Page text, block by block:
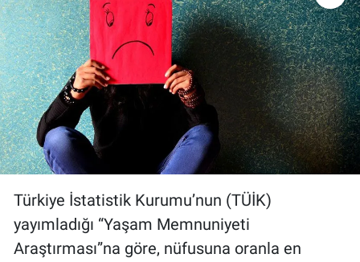
Türkiye İstatistik Kurumu’nun (TÜİK)
yayımladığı “Yaşam Memnuniyeti
Araştırması”na göre, nüfusuna oranla en
Gündem Özel
Günün görüntüsü
Haber
İlan
Kimdir
Koronavirüs